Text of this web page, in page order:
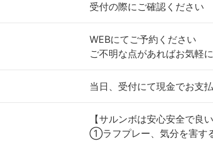
受付の際にご確認ください
WEBにてご予約ください
ご不明な点があればお気軽
当日、受付にて現金でお支
【サルンボは安心安全で良
①ラフプレー、気分を害す